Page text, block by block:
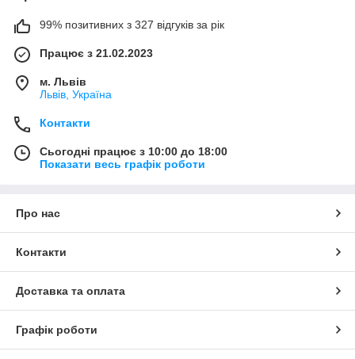
99% позитивних з 327 відгуків за рік
Працює з 21.02.2023
м. Львів
Львів, Україна
Контакти
Сьогодні працює з 10:00 до 18:00
Показати весь графік роботи
Про нас
Контакти
Доставка та оплата
Графік роботи